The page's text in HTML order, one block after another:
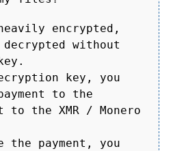
encrypted,
decrypted without
key, you
to the
to the XMR / Monero
the payment, you